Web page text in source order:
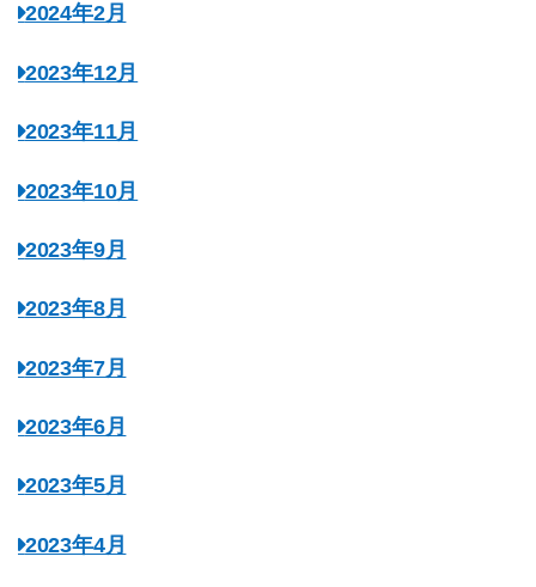
2024年2月
2023年12月
2023年11月
2023年10月
2023年9月
2023年8月
2023年7月
2023年6月
2023年5月
2023年4月